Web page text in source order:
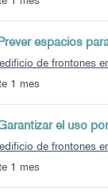
1 mes
espacios
de frontones
1 mes
el uso
de frontones